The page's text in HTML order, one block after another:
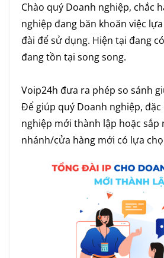
Chào quý Doanh nghiệp, chắc
nghiệp đang băn khoăn việc
đài để sử dụng. Hiện tại đang
đang tồn tại song song.
Voip24h đưa ra phép so sánh
Để giúp quý Doanh nghiệp,
nghiệp mới thành lập hoặc sắp
nhánh/cửa hàng mới có lựa